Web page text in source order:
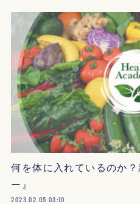
何を体に入れているのか
ー』
2023.02.05 03:10